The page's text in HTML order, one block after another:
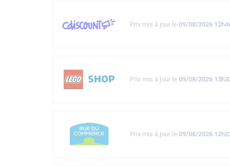
Prix mis à jour le 09/08/2026
Prix mis à jour le 09/08/2026
Prix mis à jour le 09/08/2026